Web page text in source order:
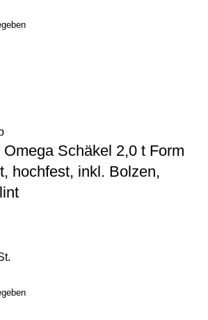
Schäkel 2,0 t Form
hochfest, inkl. Bolzen,